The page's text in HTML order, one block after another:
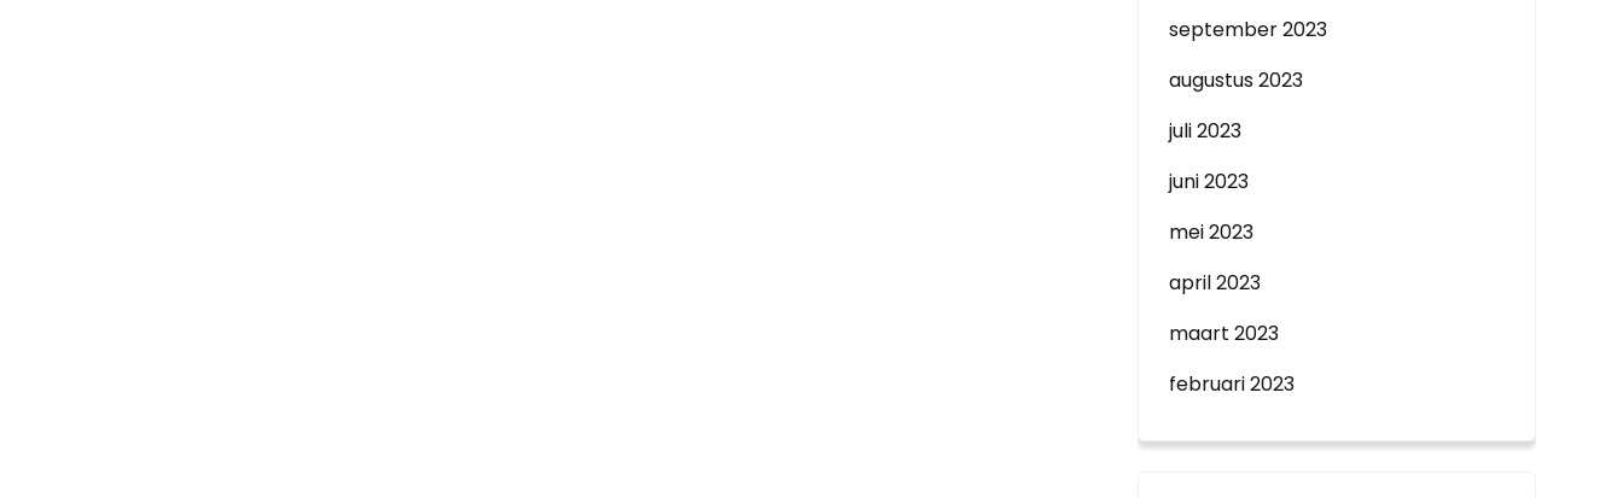
september 2023
augustus 2023
juli 2023
juni 2023
mei 2023
april 2023
maart 2023
februari 2023